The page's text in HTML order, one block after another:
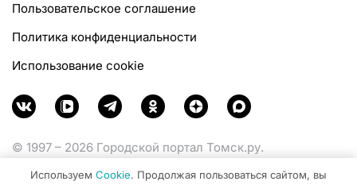
Пользовательское соглашение
Политика конфиденциальности
Использование cookie
© 1997 – 2026 Городской портал Томск.ру.
Министерства цифрового развития, связи и массовых
Используем Cookie. Продолжая пользоваться сайтом, вы